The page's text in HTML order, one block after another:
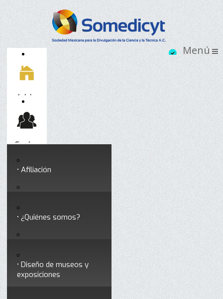
Inicio
Socios
Afiliación
Testimonios
Socios vigentes
Somedicyt
¿Quiénes somos?
Consejo Directivo
Servicios
Diseño de museos y
exposiciones